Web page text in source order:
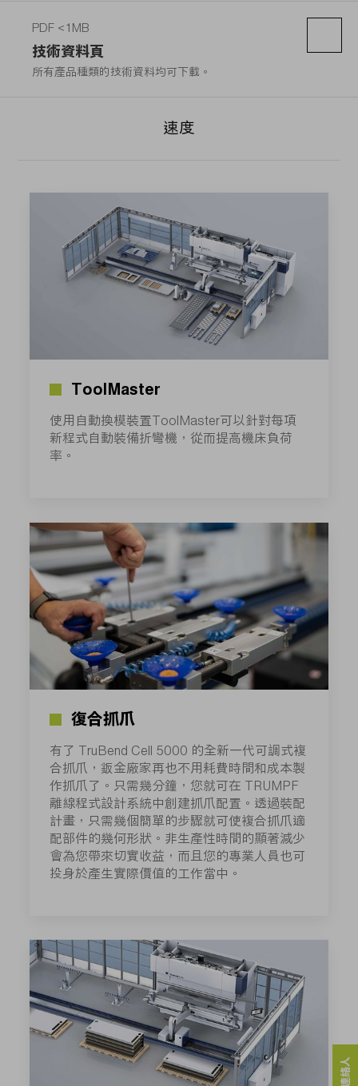
PDF <1MB
技術資料頁
所有產品種類的技術資料均可下載。
速度
ToolMaster
使用自動換模裝置ToolMaster可以針對每項
新程式自動裝備折彎機，從而提高機床負荷
率。
復合抓爪
有了 TruBend Cell 5000 的全新一代可調式複
合抓爪，鈑金廠家再也不用耗費時間和成本製
作抓爪了。只需幾分鐘，您就可在 TRUMPF
離線程式設計系統中創建抓爪配置。透過裝配
計畫，只需幾個簡單的步驟就可使複合抓爪適
配部件的幾何形狀。非生產性時間的顯著減少
會為您帶來切實收益，而且您的專業人員也可
投身於產生實際價值的工作當中。